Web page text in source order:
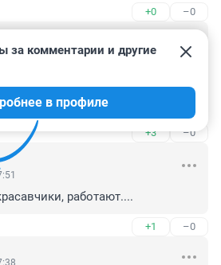
+0 –0
то сделали? Она в тех
виновными, и кто её обижал!
не в родителей!
+3 –0
за комментарии и другие
в профиле
работают....
+1 –0